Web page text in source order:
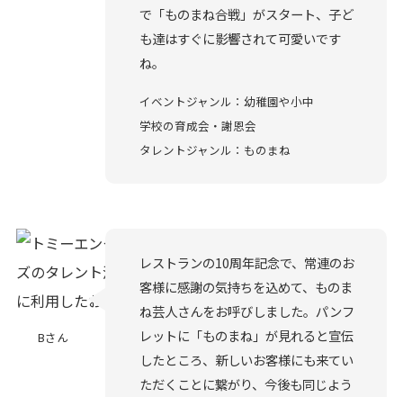
で「ものまね合戦」がスタート、子ど
も達はすぐに影響されて可愛いです
ね。
イベントジャンル：幼稚園や小中
学校の育成会・謝恩会
タレントジャンル：ものまね
Bさん
レストランの10周年記念で、常連のお
客様に感謝の気持ちを込めて、ものま
ね芸人さんをお呼びしました。パンフ
レットに「ものまね」が見れると宣伝
したところ、新しいお客様にも来てい
ただくことに繋がり、今後も同じよう